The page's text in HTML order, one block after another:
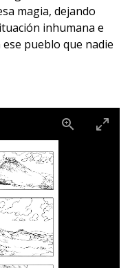
magia, dejando
inhumana e
pueblo que nadie